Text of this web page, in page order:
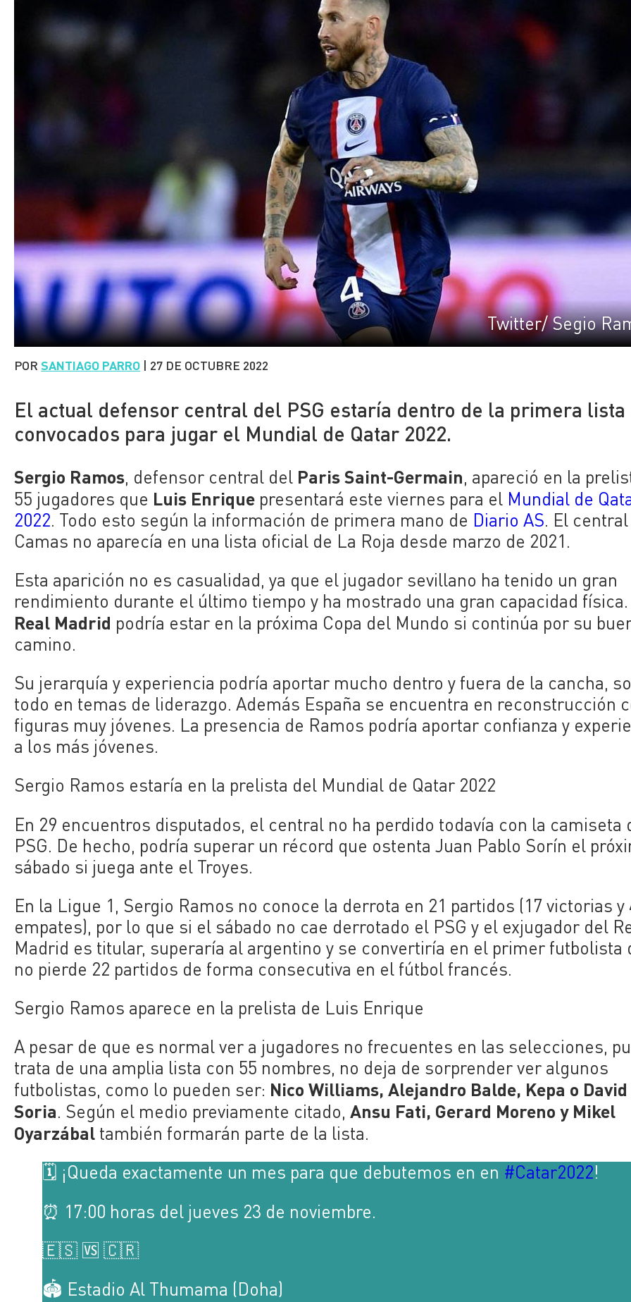
Twitter/ Segio
PORSANTIAGO PARRO | 27 DE OCTUBRE 2022
El actual defensor central del PSG estaría dentro de la primera lista
convocados para jugar el Mundial de Qatar 2022.
Sergio Ramos, defensor central del Paris Saint-Germain, apareció en la
55 jugadores que Luis Enrique presentará este viernes para el Mundial de
2022. Todo esto según la información de primera mano de Diario AS. El
Camas no aparecía en una lista oficial de La Roja desde marzo de 2021.
Esta aparición no es casualidad, ya que el jugador sevillano ha tenido un gran
rendimiento durante el último tiempo y ha mostrado una gran capacidad física.
Real Madrid podría estar en la próxima Copa del Mundo si continúa por su
camino.
Su jerarquía y experiencia podría aportar mucho dentro y fuera de la cancha,
todo en temas de liderazgo. Además España se encuentra en reconstrucción
figuras muy jóvenes. La presencia de Ramos podría aportar confianza y
a los más jóvenes.
Sergio Ramos estaría en la prelista del Mundial de Qatar 2022
En 29 encuentros disputados, el central no ha perdido todavía con la camiseta
PSG. De hecho, podría superar un récord que ostenta Juan Pablo Sorín el
sábado si juega ante el Troyes.
En la Ligue 1, Sergio Ramos no conoce la derrota en 21 partidos (17 victorias y
empates), por lo que si el sábado no cae derrotado el PSG y el exjugador del
Madrid es titular, superaría al argentino y se convertiría en el primer futbolista
no pierde 22 partidos de forma consecutiva en el fútbol francés.
Sergio Ramos aparece en la prelista de Luis Enrique
A pesar de que es normal ver a jugadores no frecuentes en las selecciones,
trata de una amplia lista con 55 nombres, no deja de sorprender ver algunos
futbolistas, como lo pueden ser: Nico Williams, Alejandro Balde, Kepa o David
Soria. Según el medio previamente citado,Ansu Fati, Gerard Moreno y Mikel
Oyarzábal también formarán parte de la lista.
🗓 ¡Queda exactamente un mes para que debutemos en en #Catar2022!
⏰ 17:00 horas del jueves 23 de noviembre.
🇪🇸 🆚 🇨🇷
🏟 Estadio Al Thumama (Doha)